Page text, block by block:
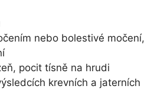
nebo bolestivé močení,
pocit tísně na hrudi
krevních a jaterních